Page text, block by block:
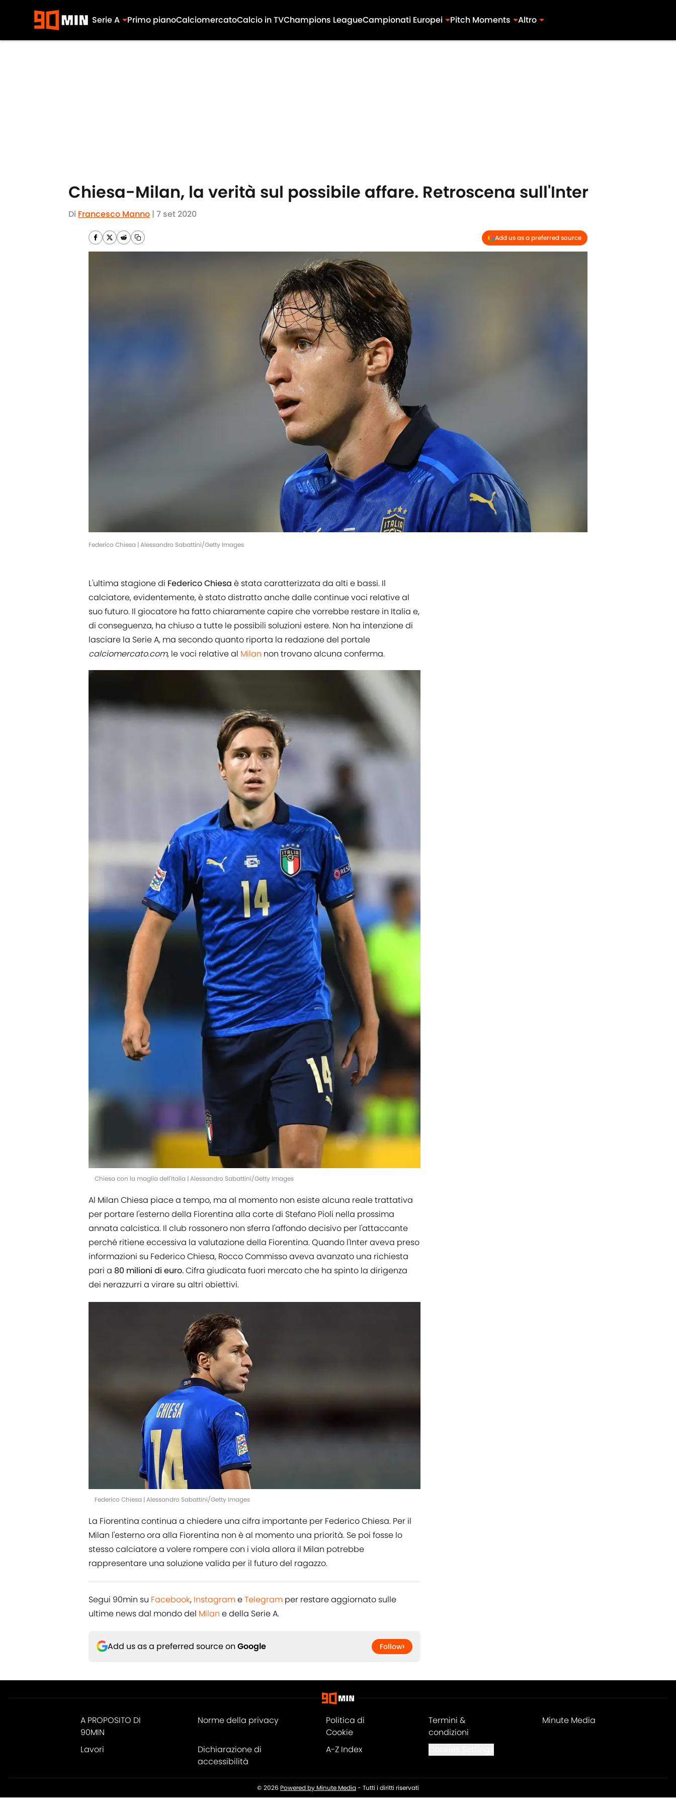
Serie A Primo pianoCalciomercatoCalcio in TVChampions LeagueCampionati Europei Pitch Moments Altro
Chiesa-Milan, la verità sul possibile affare. Retroscena sull'Inter
Di Francesco Manno | 7 set 2020
Add us as a preferred source
Federico Chiesa | Alessandro Sabattini/Getty Images
L'ultima stagione di Federico Chiesa è stata caratterizzata da alti e bassi. Il
calciatore, evidentemente, è stato distratto anche dalle continue voci relative al
suo futuro. Il giocatore ha fatto chiaramente capire che vorrebbe restare in Italia e,
di conseguenza, ha chiuso a tutte le possibili soluzioni estere. Non ha intenzione di
lasciare la Serie A, ma secondo quanto riporta la redazione del portale
calciomercato.com, le voci relative al Milan non trovano alcuna conferma.
Chiesa con la maglia dell'Italia | Alessandro Sabattini/Getty Images
Al Milan Chiesa piace a tempo, ma al momento non esiste alcuna reale trattativa
per portare l'esterno della Fiorentina alla corte di Stefano Pioli nella prossima
annata calcistica. Il club rossonero non sferra l'affondo decisivo per l'attaccante
perché ritiene eccessiva la valutazione della Fiorentina. Quando l'Inter aveva preso
informazioni su Federico Chiesa, Rocco Commisso aveva avanzato una richiesta
pari a 80 milioni di euro.Cifra giudicata fuori mercato che ha spinto la dirigenza
dei nerazzurri a virare su altri obiettivi.
Federico Chiesa | Alessandro Sabattini/Getty Images
La Fiorentina continua a chiedere una cifra importante per Federico Chiesa. Per il
Milan l'esterno ora alla Fiorentina non è al momento una priorità. Se poi fosse lo
stesso calciatore a volere rompere con i viola allora il Milan potrebbe
rappresentare una soluzione valida per il futuro del ragazzo.
Segui 90min su Facebook, InstagrameTelegram per restare aggiornato sulle
ultime news dal mondo del Milan e della Serie A.
Add us as a preferred source on Google Follow
A PROPOSITO DI
90MIN
Norme della privacy
Politica di
Cookie
Termini &
condizioni
Minute Media
Lavori
Dichiarazione di
accessibilità
A-Z Index
© 2026 Powered by Minute Media- Tutti i diritti riservati